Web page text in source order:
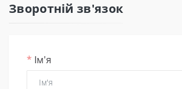
Зворотній зв'язок
* Ім'я